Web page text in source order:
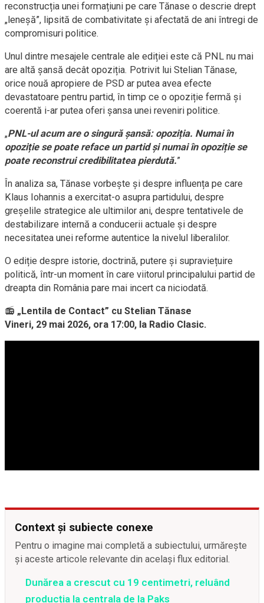
reconstrucția unei formațiuni pe care Tănase o descrie drept
„leneșă”, lipsită de combativitate și afectată de ani întregi de
compromisuri politice.
Unul dintre mesajele centrale ale ediției este că PNL nu mai
are altă șansă decât opoziția. Potrivit lui Stelian Tănase,
orice nouă apropiere de PSD ar putea avea efecte
devastatoare pentru partid, în timp ce o opoziție fermă și
coerentă i-ar putea oferi șansa unei reveniri politice.
„PNL-ul acum are o singură șansă: opoziția. Numai în
opoziție se poate reface un partid și numai în opoziție se
poate reconstrui credibilitatea pierdută.”
În analiza sa, Tănase vorbește și despre influența pe care
Klaus Iohannis a exercitat-o asupra partidului, despre
greșelile strategice ale ultimilor ani, despre tentativele de
destabilizare internă a conducerii actuale și despre
necesitatea unei reforme autentice la nivelul liberalilor.
O ediție despre istorie, doctrină, putere și supraviețuire
politică, într-un moment în care viitorul principalului partid de
dreapta din România pare mai incert ca niciodată.
📻 „Lentila de Contact” cu Stelian Tănase
Vineri, 29 mai 2026, ora 17:00, la Radio Clasic.
Context și subiecte conexe
Pentru o imagine mai completă a subiectului, urmărește
și aceste articole relevante din același flux editorial.
Dunărea a crescut cu 19 centimetri, reluând
producția la centrala de la Paks